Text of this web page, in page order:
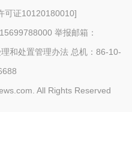
可证10120180010]
举报邮箱：
和处置管理办法 总机：86-10-
All Rights Reserved